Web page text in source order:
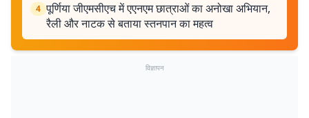
4 पूर्णिया जीएमसीएच में एएनएम छात्राओं का अनोखा अभियान,
रैली और नाटक से बताया स्तनपान का महत्व
विज्ञापन